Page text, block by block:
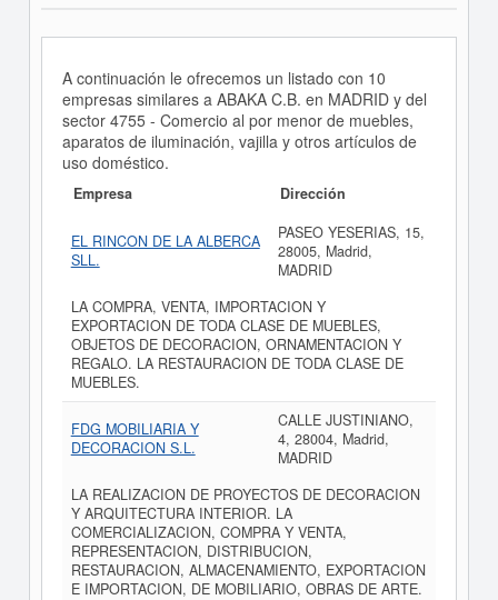
A continuación le ofrecemos un listado con 10
empresas similares a ABAKA C.B. en MADRID y del
sector 4755 - Comercio al por menor de muebles,
aparatos de iluminación, vajilla y otros artículos de
uso doméstico.
Empresa Dirección
EL RINCON DE LA ALBERCA
SLL.
PASEO YESERIAS, 15,
28005, Madrid,
MADRID
LA COMPRA, VENTA, IMPORTACION Y
EXPORTACION DE TODA CLASE DE MUEBLES,
OBJETOS DE DECORACION, ORNAMENTACION Y
REGALO. LA RESTAURACION DE TODA CLASE DE
MUEBLES.
FDG MOBILIARIA Y
DECORACION S.L.
CALLE JUSTINIANO,
4, 28004, Madrid,
MADRID
LA REALIZACION DE PROYECTOS DE DECORACION
Y ARQUITECTURA INTERIOR. LA
COMERCIALIZACION, COMPRA Y VENTA,
REPRESENTACION, DISTRIBUCION,
RESTAURACION, ALMACENAMIENTO, EXPORTACION
E IMPORTACION, DE MOBILIARIO, OBRAS DE ARTE.